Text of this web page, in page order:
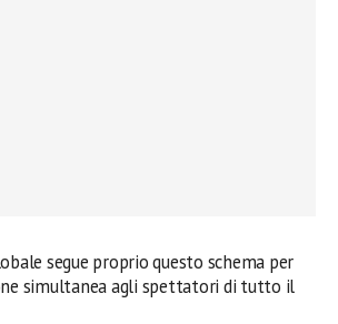
segue proprio questo schema per
simultanea agli spettatori di tutto il